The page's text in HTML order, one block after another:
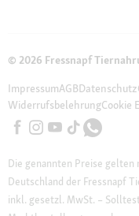
© 2026 Fressnapf
ImpressumAGBDatenschutz
WiderrufsbelehrungCookie
Die genannten Preise gelten
Deutschland der Fressnapf
inkl. gesetzl. MwSt. –